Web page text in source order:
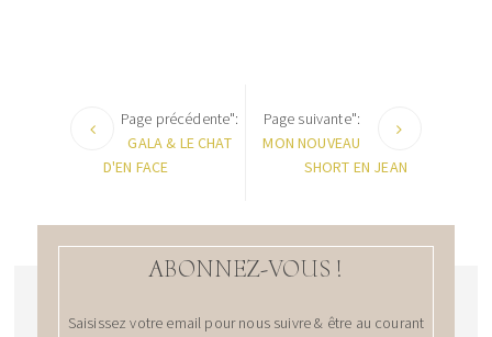
Page précédente":
GALA & LE CHAT
D'EN FACE
Page suivante":
MON NOUVEAU
SHORT EN JEAN
ABONNEZ-VOUS !
Saisissez votre email pour nous suivre & être au courant